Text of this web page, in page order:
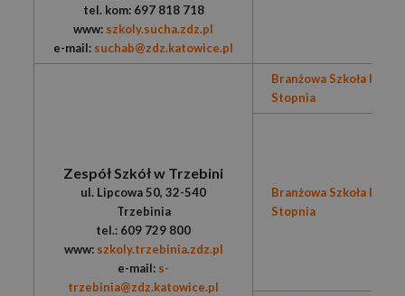
tel. kom: 697 818 718
www: szkoly.sucha.zdz.pl
e-mail: suchab@zdz.katowice.pl
Zespół Szkół w Trzebini
ul. Lipcowa 50, 32-540
Trzebinia
tel.: 609 729 800
www: szkoly.trzebinia.zdz.pl
e-mail: s-
trzebinia@zdz.katowice.pl
Branżowa Szkoła I
Stopnia
Branżowa Szkoła II
Stopnia